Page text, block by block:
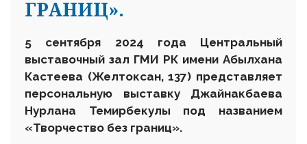
ГРАНИЦ».
5 сентября 2024 года Центральный
выставочный зал ГМИ РК имени Абылхана
Кастеева (Желтоксан, 137) представляет
персональную выставку Джайнакбаева
Нурлана Темирбекулы под названием
«Творчество без границ».